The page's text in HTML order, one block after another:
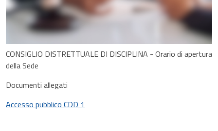
CONSIGLIO DISTRETTUALE DI DISCIPLINA - Orario di apertura
della Sede
Documenti allegati
Accesso pubblico CDD 1